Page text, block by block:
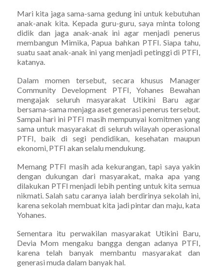
Mari kita jaga sama-sama gedung ini untuk kebutuhan
anak-anak kita. Kepada guru-guru, saya minta tolong
didik dan jaga anak-anak ini agar menjadi penerus
membangun Mimika, Papua bahkan PTFI. Siapa tahu,
suatu saat anak-anak ini yang menjadi petinggi di PTFI,
katanya.
Dalam momen tersebut, secara khusus Manager
Community Development PTFI, Yohanes Bewahan
mengajak seluruh masyarakat Utikini Baru agar
bersama-sama menjaga aset generasi penerus tersebut.
Sampai hari ini PTFI masih mempunyai komitmen yang
sama untuk masyarakat di seluruh wilayah operasional
PTFI, baik di segi pendidikan, kesehatan maupun
ekonomi, PTFI akan selalu mendukung.
Memang PTFI masih ada kekurangan, tapi saya yakin
dengan dukungan dari masyarakat, maka apa yang
dilakukan PTFI menjadi lebih penting untuk kita semua
nikmati. Salah satu caranya ialah berdirinya sekolah ini,
karena sekolah membuat kita jadi pintar dan maju, kata
Yohanes.
Sementara itu perwakilan masyarakat Utikini Baru,
Devia Mom mengaku bangga dengan adanya PTFI,
karena telah banyak membantu masyarakat dan
generasi muda dalam banyak hal.